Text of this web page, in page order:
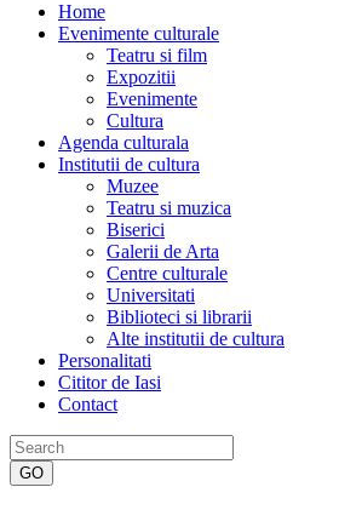
Home
Evenimente culturale
Teatru si film
Expozitii
Evenimente
Cultura
Agenda culturala
Institutii de cultura
Muzee
Teatru si muzica
Biserici
Galerii de Arta
Centre culturale
Universitati
Biblioteci si librarii
Alte institutii de cultura
Personalitati
Cititor de Iasi
Contact